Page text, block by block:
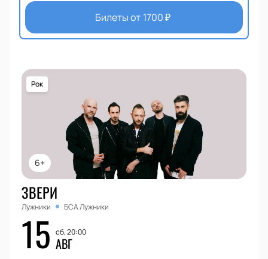
Билеты от 1700₽
6+
Рок
ЗВЕРИ
Лужники БСА Лужники
15 сб, 20:00
АВГ